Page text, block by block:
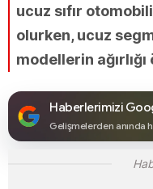
ucuz sıfır
olurken, ucuz
modellerin
Haberlerimizi
Gelişmelerden anında